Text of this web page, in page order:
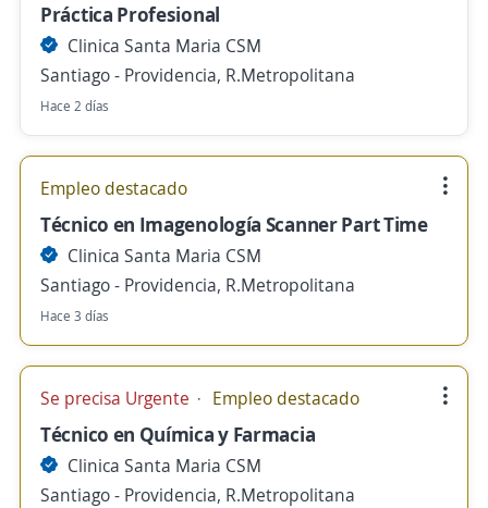
Práctica Profesional
Clinica Santa Maria CSM
Santiago - Providencia, R.Metropolitana
Hace 2 días
Empleo destacado
Técnico en Imagenología Scanner Part Time
Clinica Santa Maria CSM
Santiago - Providencia, R.Metropolitana
Hace 3 días
Se precisa Urgente Empleo destacado
Técnico en Química y Farmacia
Clinica Santa Maria CSM
Santiago - Providencia, R.Metropolitana